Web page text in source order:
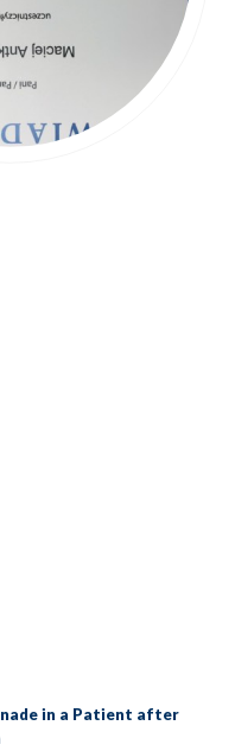
in a Patient after